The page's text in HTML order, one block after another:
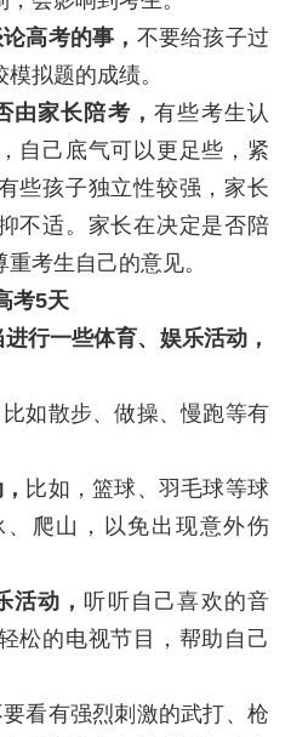
高考的事， 不要给孩子过
拟题的成绩。
由家长陪考，有些考生认
自己底气可以更足些，紧
些孩子独立性较强，家长
不适。家长在决定是否陪
考生自己的意见。
考5天
行一些体育、娱乐活动，
比如散步、做操、慢跑等有
比如，篮球、羽毛球等球
爬山，以免出现意外伤
活动， 听听自己喜欢的音
松的电视节目，帮助自己
看有强烈刺激的武打、枪